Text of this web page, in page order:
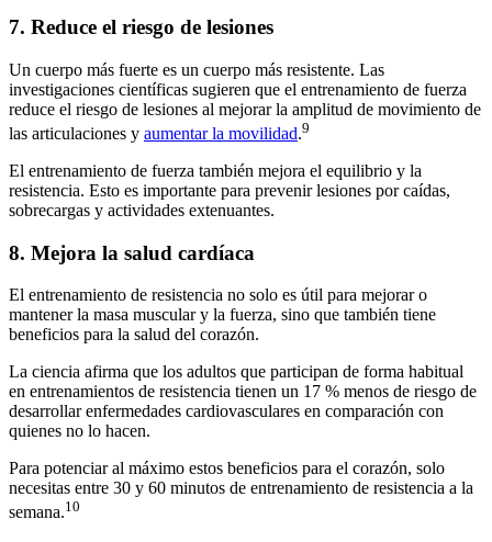
7. Reduce el riesgo de lesiones
Un cuerpo más fuerte es un cuerpo más resistente. Las
investigaciones científicas sugieren que el entrenamiento de fuerza
reduce el riesgo de lesiones al mejorar la amplitud de movimiento de
las articulaciones y aumentar la movilidad.9
El entrenamiento de fuerza también mejora el equilibrio y la
resistencia. Esto es importante para prevenir lesiones por caídas,
sobrecargas y actividades extenuantes.
8. Mejora la salud cardíaca
El entrenamiento de resistencia no solo es útil para mejorar o
mantener la masa muscular y la fuerza, sino que también tiene
beneficios para la salud del corazón.
La ciencia afirma que los adultos que participan de forma habitual
en entrenamientos de resistencia tienen un 17 % menos de riesgo de
desarrollar enfermedades cardiovasculares en comparación con
quienes no lo hacen.
Para potenciar al máximo estos beneficios para el corazón, solo
necesitas entre 30 y 60 minutos de entrenamiento de resistencia a la
semana.10